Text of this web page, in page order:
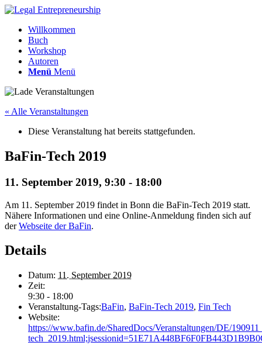
Willkommen
Buch
Workshop
Autoren
Menü Menü
« Alle Veranstaltungen
Diese Veranstaltung hat bereits stattgefunden.
BaFin-Tech 2019
11. September 2019, 9:30 - 18:00
Am 11. September 2019 findet in Bonn die BaFin-Tech 2019 statt.
Nähere Informationen und eine Online-Anmeldung finden sich auf
derWebseite der BaFin.
Details
Datum: 11. September 2019
Zeit:
9:30 - 18:00
Veranstaltung-Tags:BaFin, BaFin-Tech 2019, Fin Tech
Website:
https://www.bafin.de/SharedDocs/Veranstaltungen/DE/